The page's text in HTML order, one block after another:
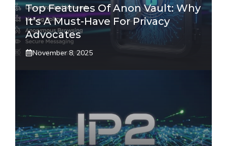
Top Features Of Anon Vault: Why
It’s A Must-Have For Privacy
Advocates
November 8, 2025